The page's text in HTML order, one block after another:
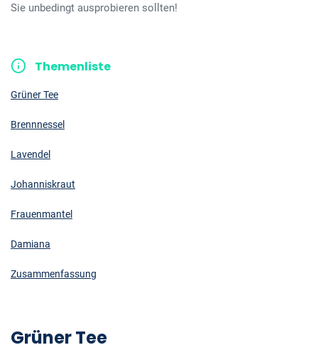
Sie unbedingt ausprobieren sollten!
Themenliste
Grüner Tee
Brennnessel
Lavendel
Johanniskraut
Frauenmantel
Damiana
Zusammenfassung
Grüner Tee